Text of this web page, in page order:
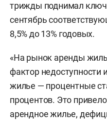
трижды поднимал
сентябрь
8,5% до 13% годовых.
«На рынок аренды
фактор недоступности
жилье — процентные
процентов. Это
арендное жилье,